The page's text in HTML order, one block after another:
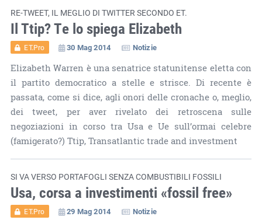
RE-TWEET, IL MEGLIO DI TWITTER SECONDO ET.
Il Ttip? Te lo spiega Elizabeth
ET.Pro 30 Mag 2014 Notizie
Elizabeth Warren è una senatrice statunitense eletta con
il partito democratico a stelle e strisce. Di recente è
passata, come si dice, agli onori delle cronache o, meglio,
dei tweet, per aver rivelato dei retroscena sulle
negoziazioni in corso tra Usa e Ue sull’ormai celebre
(famigerato?) Ttip, Transatlantic trade and investment
SI VA VERSO PORTAFOGLI SENZA COMBUSTIBILI FOSSILI
Usa, corsa a investimenti «fossil free»
ET.Pro 29 Mag 2014 Notizie